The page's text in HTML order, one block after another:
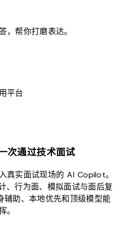
，帮你打磨表达。
平台
次通过技术面试
真实面试现场的 AI Copilot。
、行为面、模拟面试与面后复
辅助、本地优先和顶级模型能
。